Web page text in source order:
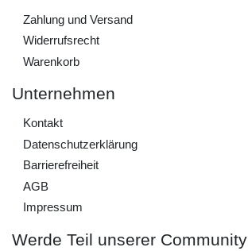
Zahlung und Versand
Widerrufs­recht
Warenkorb
Unternehmen
Kontakt
Daten­schutz­erklärung
Barrierefreiheit
AGB
Impressum
Werde Teil unserer Community